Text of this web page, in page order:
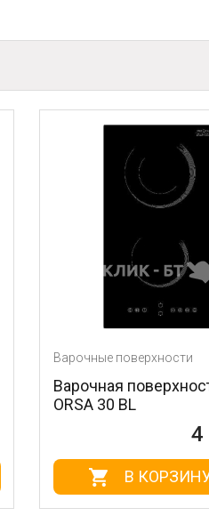
Варочные поверхности
Варочная поверхность Krona
ORSA 30 BL
4 000 Р
В КОРЗИНУ